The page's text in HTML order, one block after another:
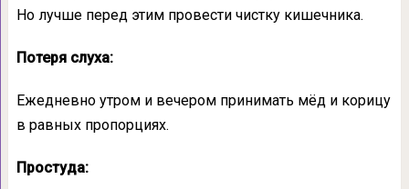
Но лучше перед этим провести чистку кишечника.
Потеря слуха:
Ежедневно утром и вечером принимать мёд и корицу
в равных пропорциях.
Простуда: